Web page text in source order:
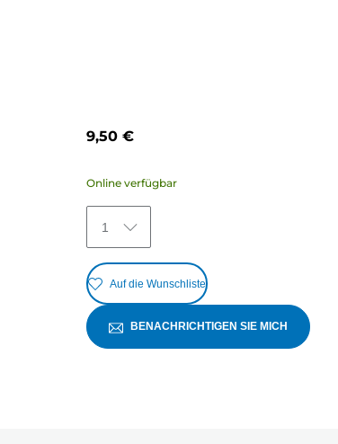
9,50 €
Online verfügbar
1
Auf die Wunschliste
BENACHRICHTIGEN SIE MICH